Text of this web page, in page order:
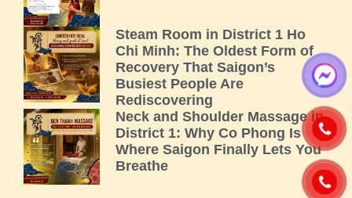
Steam Room in District 1 Ho
Chi Minh: The Oldest Form of
Recovery That Saigon’s
Busiest People Are
Rediscovering
Neck and Shoulder Massage in
District 1: Why Co Phong Is
Where Saigon Finally Lets You
Breathe